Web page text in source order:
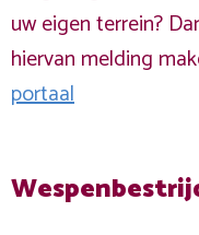
uw eigen terrein?
hiervan melding
portaal